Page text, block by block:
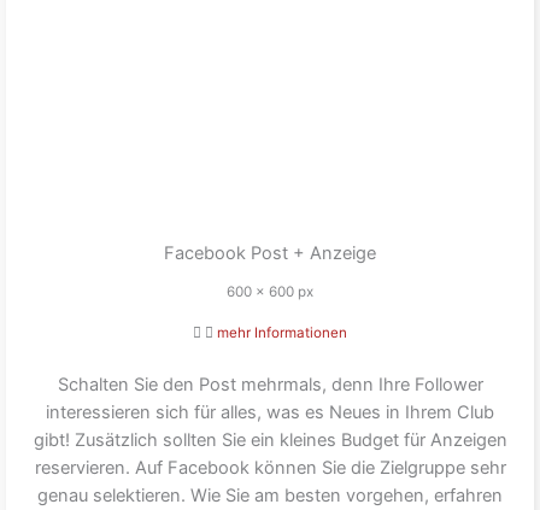
Facebook Post + Anzeige
600 x 600 px
mehr Informationen
Schalten Sie den Post mehrmals, denn Ihre Follower
interessieren sich für alles, was es Neues in Ihrem Club
gibt! Zusätzlich sollten Sie ein kleines Budget für Anzeigen
reservieren. Auf Facebook können Sie die Zielgruppe sehr
genau selektieren. Wie Sie am besten vorgehen, erfahren